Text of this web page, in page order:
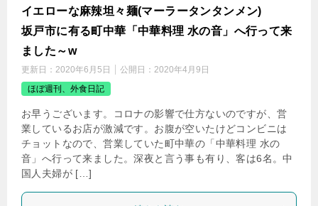
イエローな麻辣坦々麺(マーラータンタンメン)
坂戸市に有る町中華「中華料理 水の音」へ行って来
ました～w
更新日： 2020年6月5日 公開日： 2020年4月9日
ほぼ週刊、外食日記
お早うございます。コロナの影響で仕方ないのですが、営
業しているお店が激減です。お腹が空いたけどコンビニは
チョットなので、営業していた町中華の「中華料理 水の
音」へ行って来ました。深夜と言う事も有り、客は6名。中
国人夫婦が […]